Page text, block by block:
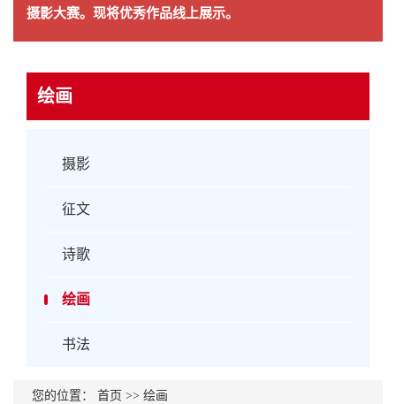
摄影大赛。现将优秀作品线上展示。
绘画
摄影
征文
诗歌
绘画
书法
您的位置： 首页 >> 绘画